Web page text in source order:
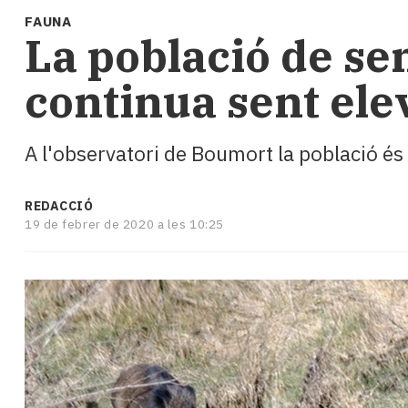
i
Cultura
Esports
Mai
tant!
i
El
temps
Enquestes
A
escena!
Dis
la
teva!
FAUNA
​La població de
continua sent
A l'observatori de Boumort la població
REDACCIÓ
19 de febrer de 2020 a les 10:25